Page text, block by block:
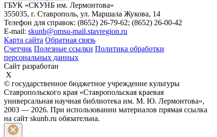
ГБУК «СКУНБ им. Лермонтова»
355035, г. Ставрополь, ул. Маршала Жукова, 14
Телефон для справок: (8652) 26-79-62; (8652) 26-00-42
E-mail: skunb@omsu-mail.stavregion.ru
Карта сайта Обратная связь
Счетчик Полезные ссылки Политика обработки
персональных данных
Сайт разработан
X
© государственное бюджетное учреждение культуры
Ставропольского края «Ставропольская краевая
универсальная научная библиотека им. М. Ю. Лермонтова»,
2003 — 2026. При использовании материалов прямая ссылка
на сайт skunb.ru обязательна.